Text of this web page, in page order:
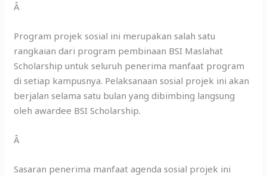
Â
Program projek sosial ini merupakan salah satu
rangkaian dari program pembinaan BSI Maslahat
Scholarship untuk seluruh penerima manfaat program
di setiap kampusnya. Pelaksanaan sosial projek ini akan
berjalan selama satu bulan yang dibimbing langsung
oleh awardee BSI Scholarship.
Â
Sasaran penerima manfaat agenda sosial projek ini